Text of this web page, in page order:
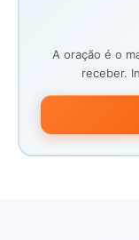
A oração é o
receber.